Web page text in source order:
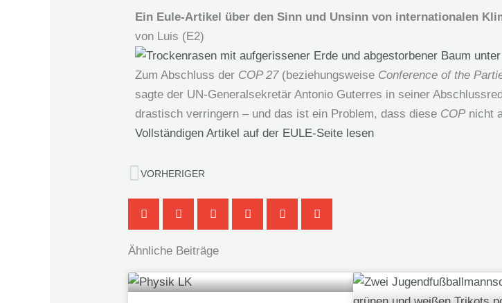
Ein Eule-Artikel über den Sinn und Unsinn von internationalen
von Luis (E2)
Zum Abschluss der COP 27(beziehungsweise Conference of the
sagte der UN-Generalsekretär Antonio Guterres in seiner
drastisch verringern – und das ist ein Problem, dass diese COPnicht
Vollständigen Artikel auf der EULE-Seite lesen
Zurück
VORHERIGER
Ähnliche Beiträge